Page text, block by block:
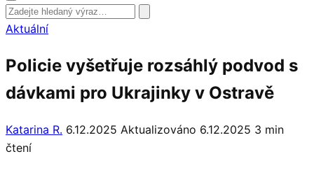
Vyhledat
Aktuální
Policie vyšetřuje rozsáhlý podvod s
dávkami pro Ukrajinky v Ostravě
Katarina R. 6.12.2025 Aktualizováno 6.12.2025 3 min
čtení